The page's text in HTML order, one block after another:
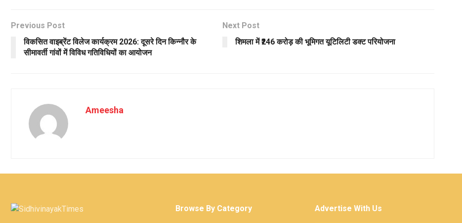
Previous Post
विकसित वाइब्रेंट विलेज कार्यक्रम 2026: दूसरे दिन किन्नौर के
सीमावर्ती गांवों में विविध गतिविधियों का आयोजन
Next Post
शिमला में ₹246 करोड़ की भूमिगत यूटिलिटी डक्ट परियोजना
Ameesha
Browse By Category Advertise With Us